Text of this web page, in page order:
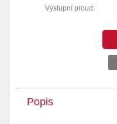
Výstupní proud:
Popis